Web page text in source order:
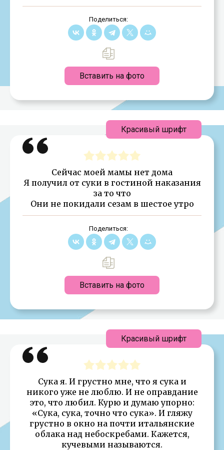
Поделиться:
Вставить на фото
Сейчас моей мамы нет дома
Я получил от суки в гостиной наказания
за то что
Они не покидали сезам в шестое утро
Поделиться:
Вставить на фото
Красивый шрифт
Сука я. И грустно мне, что я сука и
никого уже не люблю. И не оправдание
это, что любил. Курю и думаю упорно:
«Сука, сука, точно что сука». И гляжу
грустно в окно на почти итальянские
облака над небоскребами. Кажется,
кучевыми называются.
Красивый шрифт